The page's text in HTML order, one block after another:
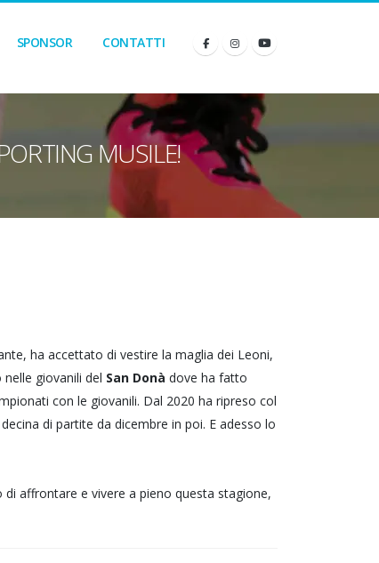
SPONSOR CONTATTI
MUSILE!
ha accettato di vestire la maglia dei Leoni,
giovanili del San Donà dove ha fatto
con le giovanili. Dal 2020 ha ripreso col
di partite da dicembre in poi. E adesso lo
affrontare e vivere a pieno questa stagione,